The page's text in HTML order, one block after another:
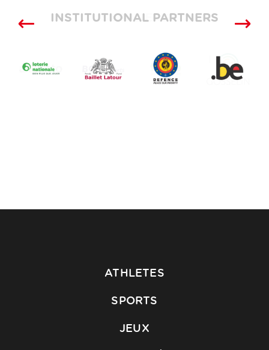
SUPPLIERS
INSTITUTIONAL PARTNERS
ATHLETES
SPORTS
JEUX